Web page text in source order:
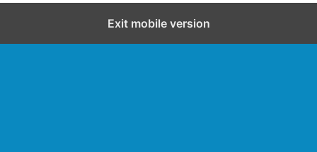
Exit mobile version